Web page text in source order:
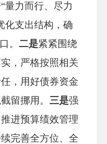
量力而行、尽力
化支出结构，确
。 二是紧紧围绕
，严格按照相关
，用好债券资金
留挪用。 三是强
进预算绩效管理
完善全方位、全